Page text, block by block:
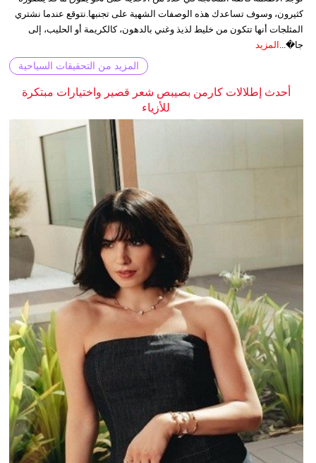
كثيرون، وسوف تساعدك هذه الوصفات الشهية على تجنبها.نتوقع عندما نشتري
المثلجات أنها تتكون من خليط لذيذ وغني بالدهون، كالكريمة أو الحليب، إلى
جا�...
المزيد
المزيد من التحقيقات السياحية
أحدث إطلالات كارمن بصيبص شعر قصير واختيارات مبتكرة
للأزياء